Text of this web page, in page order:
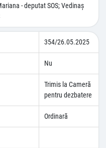
- deputat SOS; Vedinaş
354/26.05.2025
Nu
Trimis la Cameră
pentru dezbatere
Ordinară